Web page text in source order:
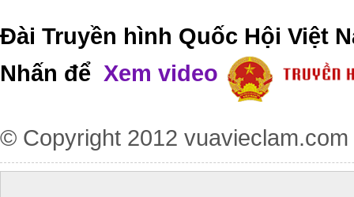
Đài Truyền hình Quốc Hội Việt
Nhấn để Xem video
© Copyright 2012 vuavieclam.com